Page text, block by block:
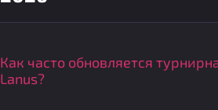
Как часто обновляется
Lanus?